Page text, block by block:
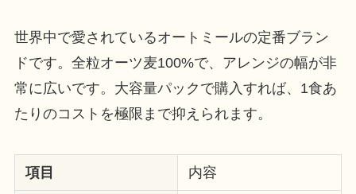
世界中で愛されているオートミールの定番ブラン
ドです。全粒オーツ麦100%で、アレンジの幅が非
常に広いです。大容量パックで購入すれば、1食あ
たりのコストを極限まで抑えられます。
項目 内容